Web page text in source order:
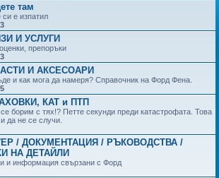
там
си е изпатил
И УСЛУГИ
препоръки
И АКСЕСОАРИ
и как мога да намеря? Справочник на Форд Фена.
КАТ и ПТП
борим с тях!? Петте секунди преди катастрофата. Това
да не се случи.
/ ДОКУМЕНТАЦИЯ / РЪКОВОДСТВА /
НА ДЕТАЙЛИ
и информация свързани с Форд